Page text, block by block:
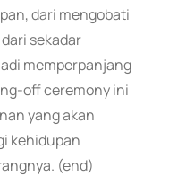
dari mengobati
sekadar
memperpanjang
off ceremony ini
yang akan
kehidupan
(end)